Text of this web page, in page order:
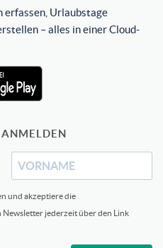
erfassen, Urlaubstage
– alles in einer Cloud-
und akzeptiere die
Newsletter jederzeit über den Link